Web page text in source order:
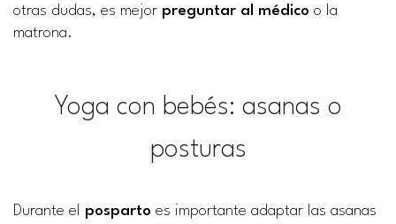
otras dudas, es mejor preguntar al médico o la
matrona.
Yoga con bebés: asanas o
posturas
Durante el posparto es importante adaptar las asanas